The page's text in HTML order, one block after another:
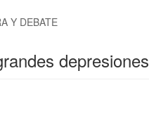
Y DEBATE
depresiones